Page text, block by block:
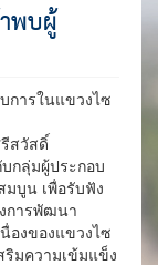
พบผู้
การในแขวงไซ
สวัสดิ์
กลุ่มผู้ประกอบ
มบูน เพื่อรับฟัง
การพัฒนา
องของแขวงไซ
มความเข้มแข็ง